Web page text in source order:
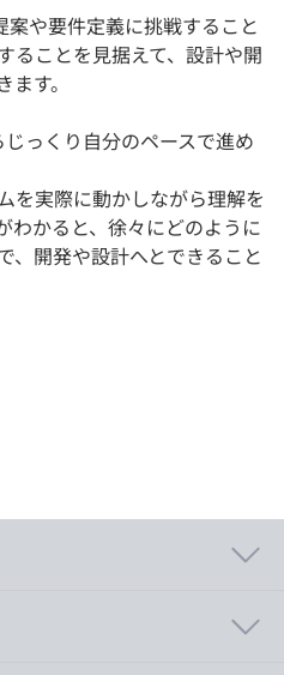
案や要件定義に挑戦すること
ることを見据えて、設計や開
す。
っくり自分のペースで進め
を実際に動かしながら理解を
わかると、徐々にどのように
、開発や設計へとできること